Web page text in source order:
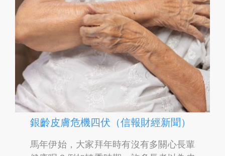
銀齡皮膚危機四伏（信報財經新聞）
馬年伊始，大家拜年時有沒有多關心長輩